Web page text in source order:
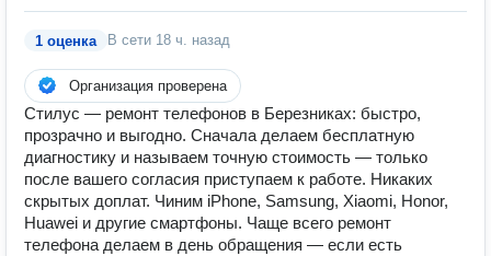
1 оценка В сети 18 ч. назад
Организация проверена
Стилус — ремонт телефонов в Березниках: быстро,
прозрачно и выгодно. Сначала делаем бесплатную
диагностику и называем точную стоимость — только
после вашего согласия приступаем к работе. Никаких
скрытых доплат. Чиним iPhone, Samsung, Xiaomi, Honor,
Huawei и другие смартфоны. Чаще всего ремонт
телефона делаем в день обращения — если есть